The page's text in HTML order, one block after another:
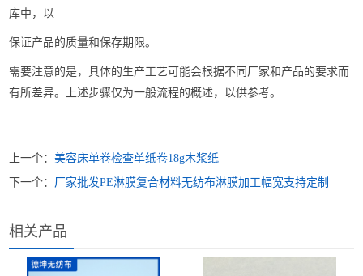
库中，以
保证产品的质量和保存期限。
需要注意的是，具体的生产工艺可能会根据不同厂家和产品的要求而
有所差异。上述步骤仅为一般流程的概述，以供参考。
上一个：美容床单卷检查单纸卷18g木浆纸
下一个： 厂家批发PE淋膜复合材料无纺布淋膜加工幅宽支持定制
相关产品